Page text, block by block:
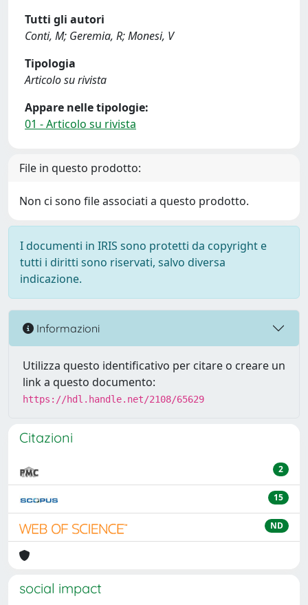
Tutti gli autori
Conti, M; Geremia, R; Monesi, V
Tipologia
Articolo su rivista
Appare nelle tipologie:
01 - Articolo su rivista
File in questo prodotto:
Non ci sono file associati a questo prodotto.
I documenti in IRIS sono protetti da copyright e
tutti i diritti sono riservati, salvo diversa
indicazione.
Informazioni
Utilizza questo identificativo per citare o creare un
link a questo documento:
https://hdl.handle.net/2108/65629
Citazioni
2
15
ND
social impact